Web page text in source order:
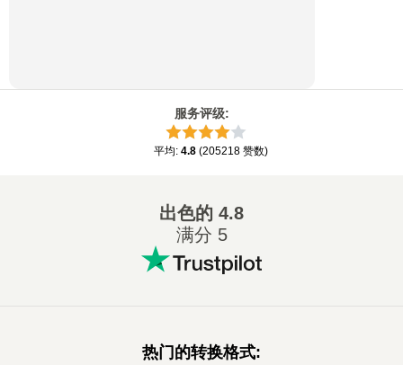
服务评级:
平均: 4.8 (205218 赞数)
出色的 4.8
满分 5
热门的转换格式: